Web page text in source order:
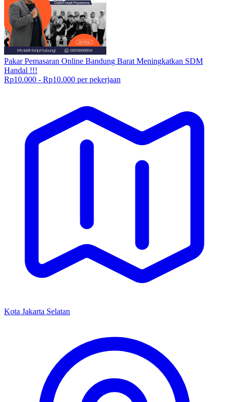
Pakar Pemasaran Online Bandung Barat Meningkatkan SDM
Handal !!!
Rp10.000 - Rp10.000 per pekerjaan
Kota Jakarta Selatan